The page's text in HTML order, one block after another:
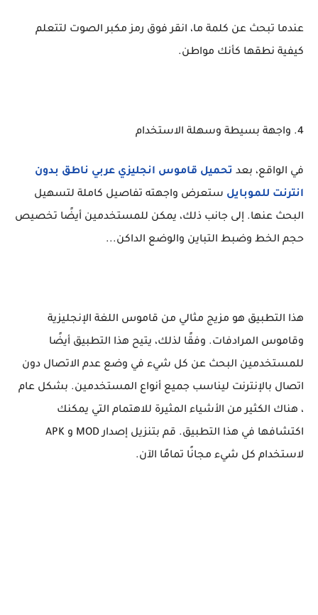
عندما تبحث عن كلمة ما، انقر فوق رمز مكبر الصوت لتتعلم
كيفية نطقها كأنك مواطن.
4. واجهة بسيطة وسهلة الاستخدام
في الواقع، بعد تحميل قاموس انجليزي عربي ناطق بدون
انترنت للموبايل ستعرض واجهته تفاصيل كاملة لتسهيل
البحث عنها. إلى جانب ذلك، يمكن للمستخدمين أيضًا تخصيص
حجم الخط وضبط التباين والوضع الداكن...
هذا التطبيق هو مزيج مثالي من قاموس اللغة الإنجليزية
وقاموس المرادفات. وفقًا لذلك، يتيح هذا التطبيق أيضًا
للمستخدمين البحث عن كل شيء في وضع عدم الاتصال دون
اتصال بالإنترنت ليناسب جميع أنواع المستخدمين. بشكل عام
، هناك الكثير من الأشياء المثيرة للاهتمام التي يمكنك
اكتشافها في هذا التطبيق. قم بتنزيل إصدار MOD و APK
لاستخدام كل شيء مجانًا تمامًا الآن.